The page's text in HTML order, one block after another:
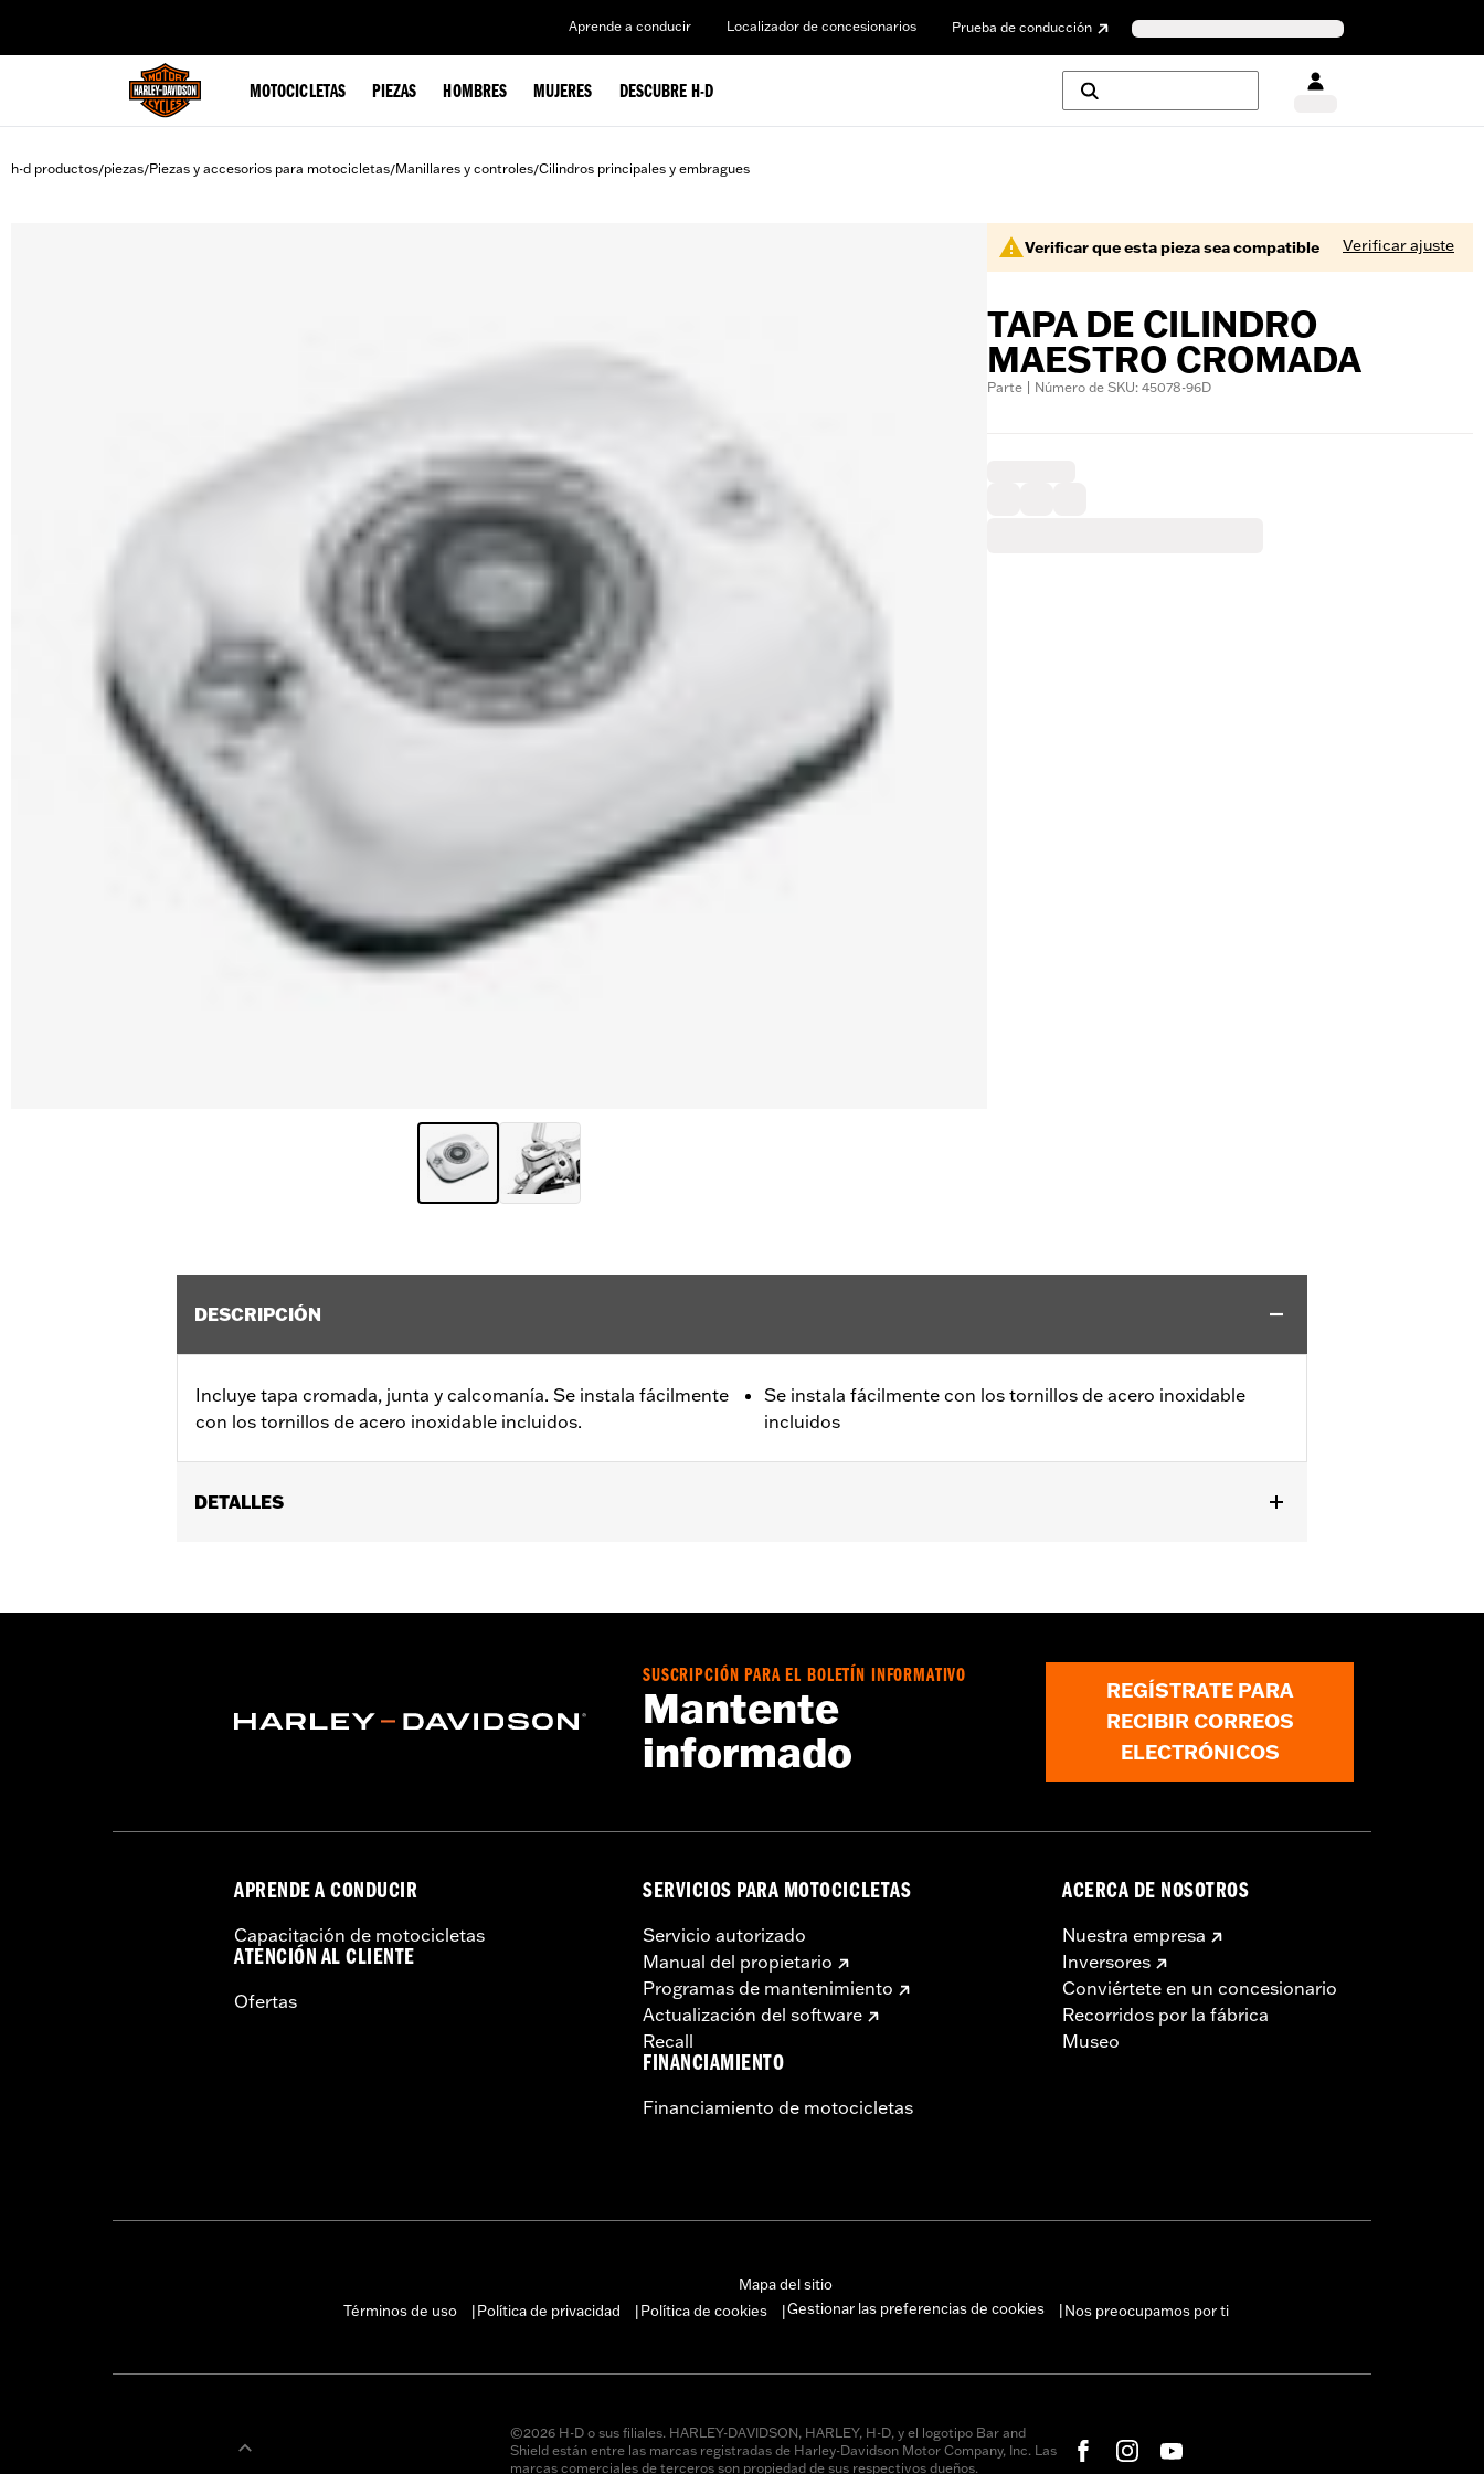
Aprende a conducir Localizador de concesionarios Prueba de conducción
MOTOCICLETAS PIEZAS HOMBRES MUJERES DESCUBRE H-D
h-d productos/piezas/Piezas y accesorios para motocicletas/Manillares y controles/Cilindros principales y embragues
Verificar que esta pieza sea compatible Verificar ajuste
TAPA DE CILINDRO
MAESTRO CROMADA
Parte | Número de SKU: 45078-96D
DESCRIPCIÓN
Incluye tapa cromada, junta y calcomanía. Se instala fácilmente
con los tornillos de acero inoxidable incluidos.
Se instala fácilmente con los tornillos de acero inoxidable
incluidos
DETALLES
vinRequerido:false
SUSCRIPCIÓN PARA EL BOLETÍN INFORMATIVO
Mantente
informado
REGÍSTRATE PARA
RECIBIR CORREOS
ELECTRÓNICOS
APRENDE A CONDUCIR
Capacitación de motocicletas
ATENCIÓN AL CLIENTE
Ofertas
SERVICIOS PARA MOTOCICLETAS
Servicio autorizado
Manual del propietario
Programas de mantenimiento
Actualización del software
Recall
FINANCIAMIENTO
Financiamiento de motocicletas
ACERCA DE NOSOTROS
Nuestra empresa
Inversores
Conviértete en un concesionario
Recorridos por la fábrica
Museo
Mapa del sitio
Términos de uso
Política de privacidad Política de cookies Gestionar las preferencias de cookies Nos preocupamos por ti
©2026 H-D o sus filiales. HARLEY-DAVIDSON, HARLEY, H-D, y el logotipo Bar and
Shield están entre las marcas registradas de Harley-Davidson Motor Company, Inc. Las
marcas comerciales de terceros son propiedad de sus respectivos dueños.